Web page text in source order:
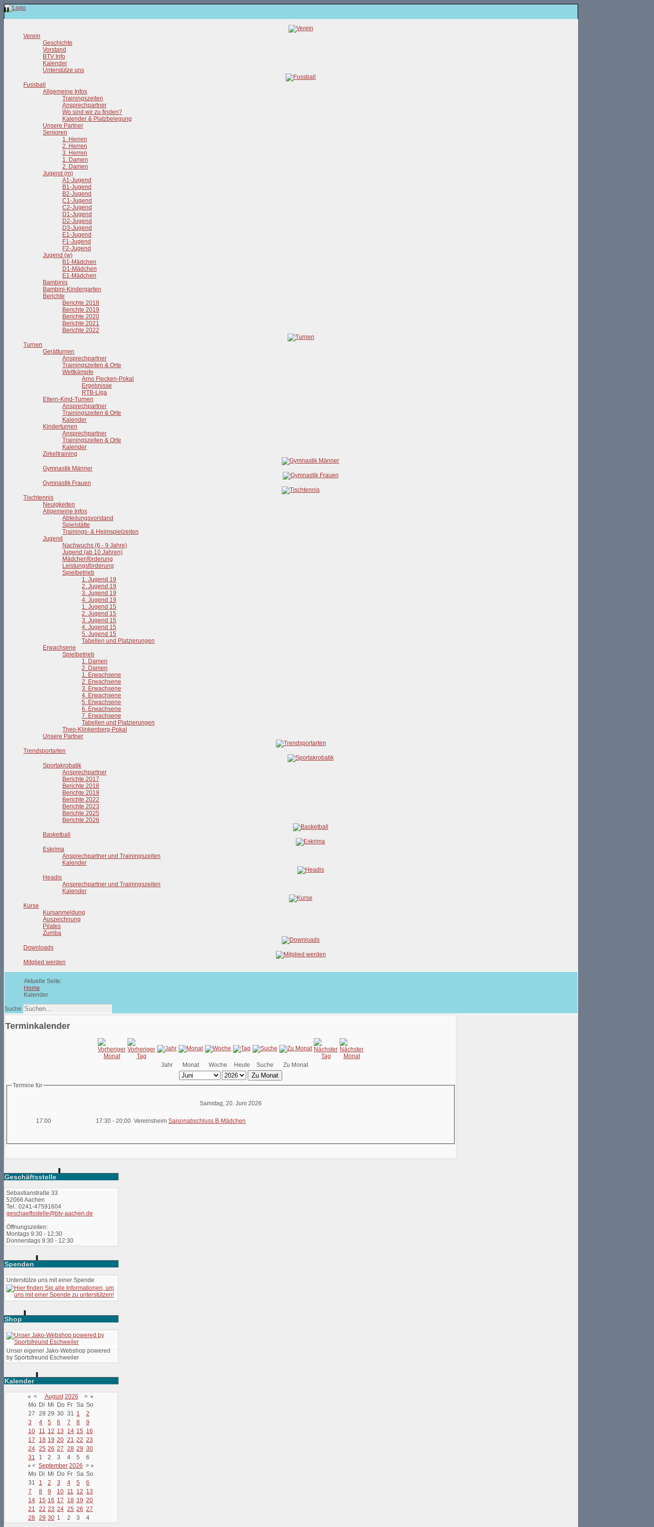
Verein
Geschichte
Vorstand
BTV Info
Kalender
Unterstütze uns
Fussball
Allgemeine Infos
Trainingszeiten
Ansprechpartner
Wo sind wir zu finden?
Kalender & Platzbelegung
Unsere Partner
Senioren
1. Herren
2. Herren
3. Herren
1. Damen
2. Damen
Jugend (m)
A1-Jugend
B1-Jugend
B2-Jugend
C1-Jugend
C2-Jugend
D1-Jugend
D2-Jugend
D3-Jugend
E1-Jugend
F1-Jugend
F2-Jugend
Jugend (w)
B1-Mädchen
D1-Mädchen
E1-Mädchen
Bambinis
Bambini-Kindergarten
Berichte
Berichte 2018
Berichte 2019
Berichte 2020
Berichte 2021
Berichte 2022
Turnen
Gerätturnen
Ansprechpartner
Trainingszeiten & Orte
Wettkämpfe
Arno Flecken-Pokal
Ergebnisse
RTB-Liga
Eltern-Kind-Turnen
Ansprechpartner
Trainingszeiten & Orte
Kalender
Kinderturnen
Ansprechpartner
Trainingszeiten & Orte
Kalender
Zirkeltraining
Gymnastik Männer
Gymnastik Frauen
Tischtennis
Neuigkeiten
Allgemeine Infos
Abteilungsvorstand
Spielstätte
Trainings- & Heimspielzeiten
Jugend
Nachwuchs (6 - 9 Jahre)
Jugend (ab 10 Jahren)
Mädchenförderung
Leistungsförderung
Spielbetrieb
1. Jugend 19
2. Jugend 19
3. Jugend 19
4. Jugend 19
1. Jugend 15
2. Jugend 15
3. Jugend 15
4. Jugend 15
5. Jugend 15
Tabellen und Platzierungen
Erwachsene
Spielbetrieb
1. Damen
2. Damen
1. Erwachsene
2. Erwachsene
3. Erwachsene
4. Erwachsene
5. Erwachsene
6. Erwachsene
7. Erwachsene
Tabellen und Platzierungen
Theo-Klinkenberg-Pokal
Unsere Partner
Trendsportarten
Sportakrobatik
Ansprechpartner
Berichte 2017
Berichte 2018
Berichte 2019
Berichte 2022
Berichte 2023
Berichte 2025
Berichte 2026
Basketball
Eskrima
Ansprechpartner und Trainingszeiten
Kalender
Headis
Ansprechpartner und Trainingszeiten
Kalender
Kurse
Kursanmeldung
Auszeichnung
Pilates
Zumba
Downloads
Mitglied werden
Aktuelle Seite:
Home
Kalender
Suche
Terminkalender
Jahr Monat Woche Heute Suche Zu Monat
Zu Monat
Termine für
Samstag, 20. Juni 2026
17:00 17:30 - 20:00 VereinsheimSaisonabschluss B-Mädchen
Geschäftsstelle
Sebastianstraße 33
52066 Aachen
Tel.: 0241-47591604
geschaeftsstelle@btv-aachen.de
Öffnungszeiten:
Montags 9:30 - 12:30
Donnerstags 9:30 - 12:30
Spenden
Unterstütze uns mit einer Spende
Shop
Unser eigener Jako-Webshop powered
by Sportsfreund Eschweiler
Kalender
« < August 2026 > »
Mo Di Mi Do Fr Sa So
27
28 29 30 31 1
2
3
4 5 6 7 8
9
10
11 12 13 14 15 16
17
18 19 20 21 22 23
24 25 26 27 28 29 30
31
1 2 3 4 5
6
« < September 2026 > »
Mo Di Mi Do Fr Sa So
31
1 2 3 4 5
6
7
8 9 10 11 12 13
14
15 16 17 18 19 20
21
22 23 24 25 26 27
28 29 30 1 2 3 4